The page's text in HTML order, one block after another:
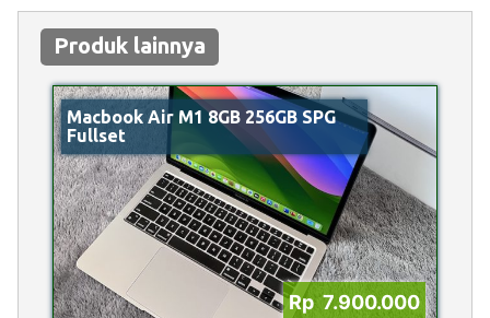
Produk lainnya
Macbook Air M1 8GB 256GB SPG
Fullset
Rp 7.900.000